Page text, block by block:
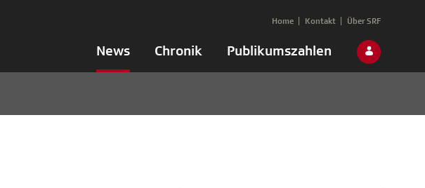
News Chronik Publikumszahlen
Home Kontakt Über SRF